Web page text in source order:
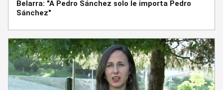
Belarra: "A Pedro Sánchez solo le importa Pedro
Sánchez"